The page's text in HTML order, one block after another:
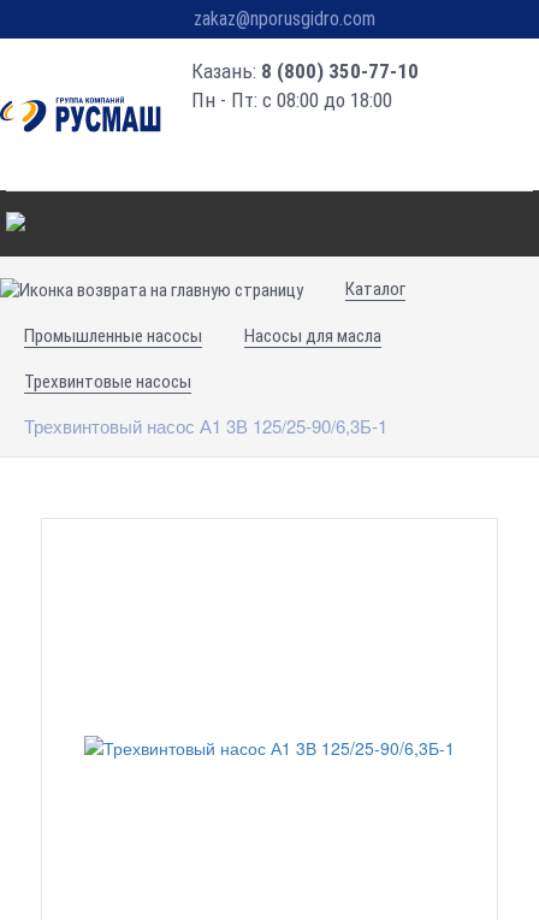
zakaz@nporusgidro.com
Казань: 8 (800) 350-77-10
Пн - Пт: с 08:00 до 18:00
Каталог
Промышленные насосы Насосы для масла
Трехвинтовые насосы
Трехвинтовый насос А1 3В 125/25-90/6,3Б-1